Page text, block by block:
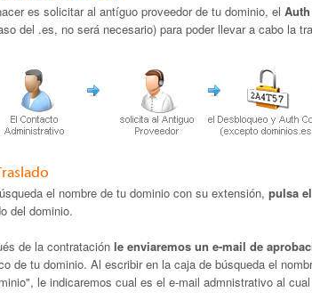
es solicitar al antíguo proveedor de tu dominio, el
del .es, no será necesario) para poder llevar a cabo la
el nombre de tu dominio con su extensión, pulsa
del dominio.
de la contratación le enviaremos un e-mail de
de tu dominio. Al escribir en la caja de búsqueda el
le indicaremos cual es el e-mail admnistrativo al